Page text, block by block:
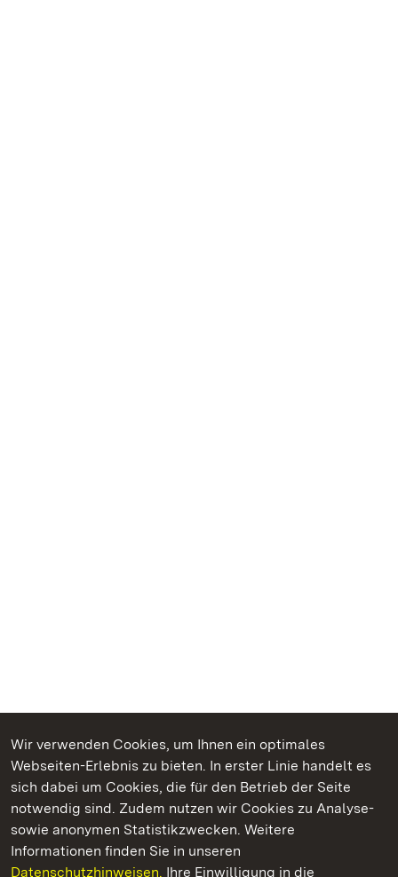
Wir verwenden Cookies, um Ihnen ein optimales
Webseiten-Erlebnis zu bieten. In erster Linie handelt es
sich dabei um Cookies, die für den Betrieb der Seite
notwendig sind. Zudem nutzen wir Cookies zu Analyse-
sowie anonymen Statistikzwecken. Weitere
Informationen finden Sie in unseren
Datenschutzhinweisen. Ihre Einwilligung in die
Kommen. Staunen. Genießen.
Staatliche Schlösser und Gärten Baden‑Württemberg